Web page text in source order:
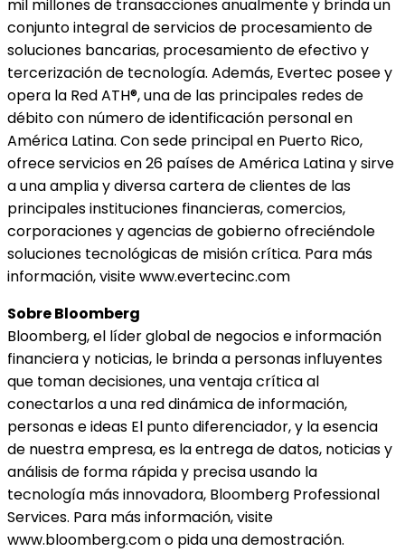
mil millones de transacciones anualmente y brinda un
conjunto integral de servicios de procesamiento de
soluciones bancarias, procesamiento de efectivo y
tercerización de tecnología. Además, Evertec posee y
opera la Red ATH®, una de las principales redes de
débito con número de identificación personal en
América Latina. Con sede principal en Puerto Rico,
ofrece servicios en 26 países de América Latina y sirve
a una amplia y diversa cartera de clientes de las
principales instituciones financieras, comercios,
corporaciones y agencias de gobierno ofreciéndole
soluciones tecnológicas de misión crítica. Para más
información, visite www.evertecinc.com
Sobre Bloomberg
Bloomberg, el líder global de negocios e información
financiera y noticias, le brinda a personas influyentes
que toman decisiones, una ventaja crítica al
conectarlos a una red dinámica de información,
personas e ideas El punto diferenciador, y la esencia
de nuestra empresa, es la entrega de datos, noticias y
análisis de forma rápida y precisa usando la
tecnología más innovadora, Bloomberg Professional
Services. Para más información, visite
www.bloomberg.com o pida una demostración.